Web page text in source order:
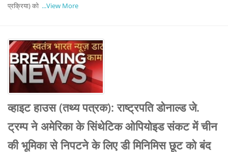
प्रक्रिया) को ...View More
व्हाइट हाउस (तथ्य पत्रक): राष्ट्रपति डोनाल्ड जे.
ट्रम्प ने अमेरिका के सिंथेटिक ओपियोइड संकट में चीन
की भूमिका से निपटने के लिए डी मिनिमिस छूट को बंद